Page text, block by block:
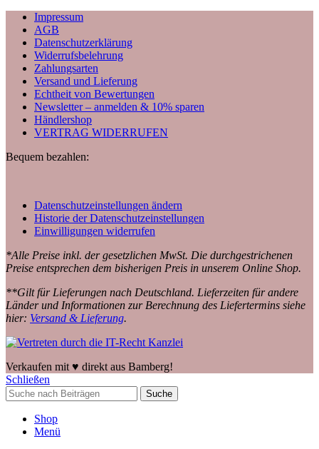
Impressum
AGB
Datenschutzerklärung
Widerrufsbelehrung
Zahlungsarten
Versand und Lieferung
Echtheit von Bewertungen
Newsletter – anmelden & 10% sparen
Händlershop
VERTRAG WIDERRUFEN
Bequem bezahlen:
Datenschutzeinstellungen ändern
Historie der Datenschutzeinstellungen
Einwilligungen widerrufen
*Alle Preise inkl. der gesetzlichen MwSt. Die durchgestrichenen
Preise entsprechen dem bisherigen Preis in unserem Online Shop.
**Gilt für Lieferungen nach Deutschland. Lieferzeiten für andere
Länder und Informationen zur Berechnung des Liefertermins siehe
hier: Versand & Lieferung.
Verkaufen mit ♥️ direkt aus Bamberg!
Schließen
Suche
Shop
Menü